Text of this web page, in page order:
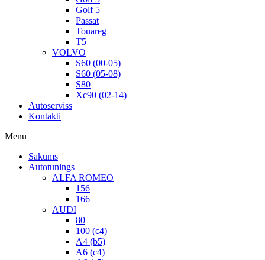
Golf 5
Passat
Touareg
T5
VOLVO
S60 (00-05)
S60 (05-08)
S80
Xc90 (02-14)
Autoserviss
Kontakti
Menu
Sākums
Autotunings
ALFA ROMEO
156
166
AUDI
80
100 (c4)
A4 (b5)
A6 (c4)